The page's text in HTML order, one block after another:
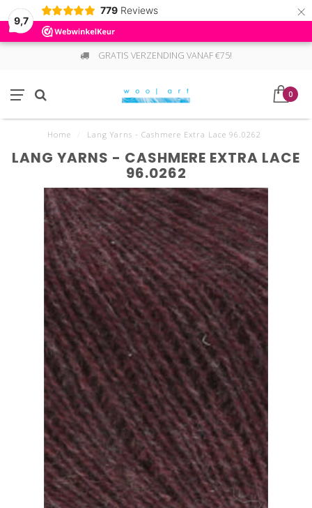
9,7
779 Reviews ×
GRATIS VERZENDING VANAF €75!
0
Home Lang Yarns - Cashmere Extra Lace 96.0262
LANG YARNS - CASHMERE EXTRA LACE
96.0262